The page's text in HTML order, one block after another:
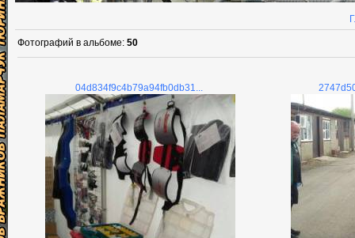
Фотографий в альбоме: 50
04d834f9c4b79a94fb0db31...